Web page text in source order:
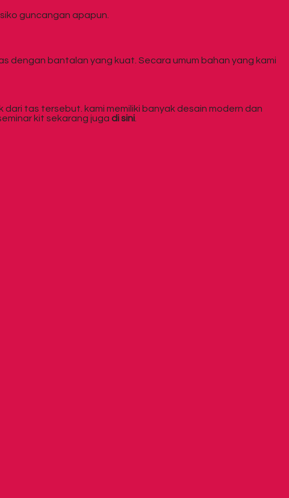
guncangan apapun.
dengan bantalan yang kuat. Secara umum bahan yang kami
tas tersebut. kami memiliki banyak desain modern dan
kit sekarang juga di sini